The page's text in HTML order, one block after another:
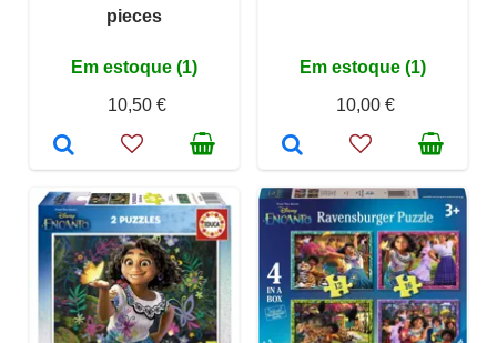
pieces
Em estoque (1)
10,50 €
Em estoque (1)
10,00 €